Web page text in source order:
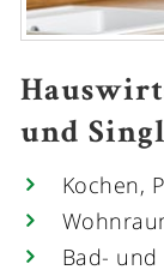
und
Kochen,
Bad-